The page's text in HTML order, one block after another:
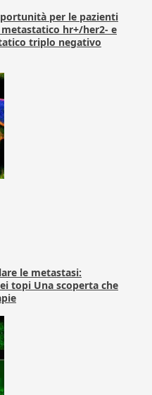
per le pazienti
hr+/her2- e
triplo negativo
le metastasi:
topi Una scoperta che